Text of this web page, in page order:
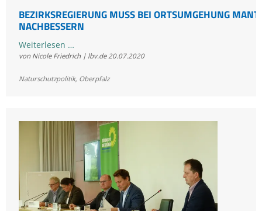
BEZIRKSREGIERUNG MUSS BEI ORTSUMGEHUNG
NACHBESSERN
Weiterlesen …Bezirksregierung
muss
Ortsumgehung
von Nicole Friedrich | lbv.de20.07.2020
Naturschutzpolitik, Oberpfalz